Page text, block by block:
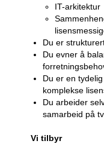
IT-arkitektur
Du er
Du evner å
Du er en
komplekse
Du arbeider
samarbeid på
Vi tilbyr